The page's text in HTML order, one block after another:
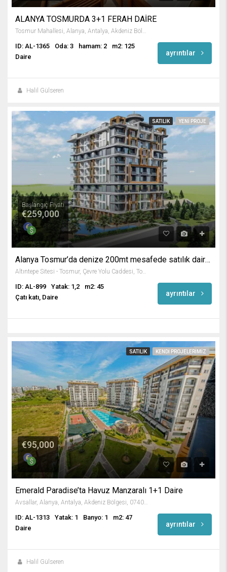
ALANYA TOSMURDA 3+1 FERAH DAİRE
Tosmur Mahallesi, Alanya, Antalya, Akdeniz Bölgesi, Türkiye
ID: AL-1365 Oda: 3 hamam: 2
m2: 125
Daire
ayrıntılar
Halil Gülseren
SATILIK YENI PROJE
Başlangıç Fiyatı
€259,000
Alanya Tosmur’da denize 200mt mesafede satılık daireler
Altıntepe Sitesi - Tosmur, Çevre Yolu Caddesi, Tosmur Mah., Karakocalı, Alanya, Antalya, Akdeniz Bölgesi, 07460, Türkiye
ID: AL-899 Yatak: 1,2
m2: 45
Çatı katı, Daire
ayrıntılar
SATILIK KENDI PROJELERIMIZ
€95,000
Emerald Paradise’ta Havuz Manzaralı 1+1 Daire
ID: AL-1313 Yatak: 1 Banyo: 1
m2: 47
Daire
ayrıntılar
Halil Gülseren